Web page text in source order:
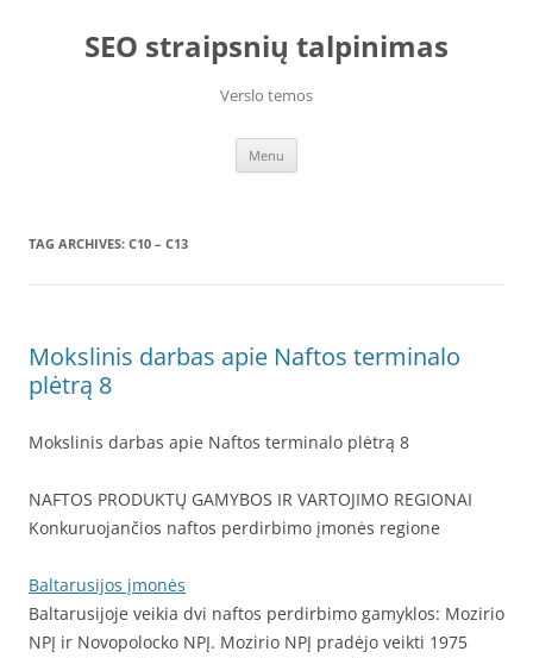
contentSEO straipsnių talpinimas
Verslo temos
Menu
TAG ARCHIVES: C10 – C13
Mokslinis darbas apie Naftos terminalo
plėtrą 8
Mokslinis darbas apie Naftos terminalo plėtrą 8
NAFTOS PRODUKTŲ GAMYBOS IR VARTOJIMO REGIONAI
Konkuruojančios naftos perdirbimo įmonės regione
Baltarusijos įmonės
Baltarusijoje veikia dvi naftos perdirbimo gamyklos: Mozirio
NPĮ ir Novopolocko NPĮ. Mozirio NPĮ pradėjo veikti 1975